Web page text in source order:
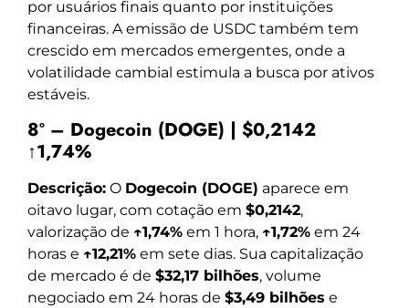
por usuários finais quanto por instituições
financeiras. A emissão de USDC também tem
crescido em mercados emergentes, onde a
volatilidade cambial estimula a busca por ativos
estáveis.
8º – Dogecoin (DOGE) | $0,2142
↑1,74%
Descrição: O Dogecoin (DOGE) aparece em
oitavo lugar, com cotação em $0,2142,
valorização de ↑1,74% em 1 hora, ↑1,72% em 24
horas e ↑12,21% em sete dias. Sua capitalização
de mercado é de $32,17 bilhões, volume
negociado em 24 horas de $3,49 bilhões e